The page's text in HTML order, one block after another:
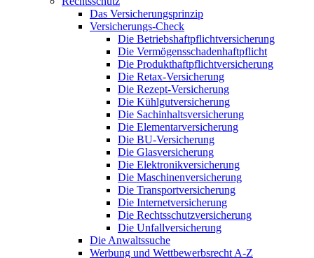
Das Versicherungsprinzip
Versicherungs-Check
Die Betriebshaftpflichtversicherung
Die Vermögensschadenhaftpflicht
Die Produkthaftpflichtversicherung
Die Retax-Versicherung
Die Rezept-Versicherung
Die Kühlgutversicherung
Die Sachinhaltsversicherung
Die Elementarversicherung
Die BU-Versicherung
Die Glasversicherung
Die Elektronikversicherung
Die Maschinenversicherung
Die Transportversicherung
Die Internetversicherung
Die Rechtsschutzversicherung
Die Unfallversicherung
Die Anwaltssuche
Werbung und Wettbewerbsrecht A-Z